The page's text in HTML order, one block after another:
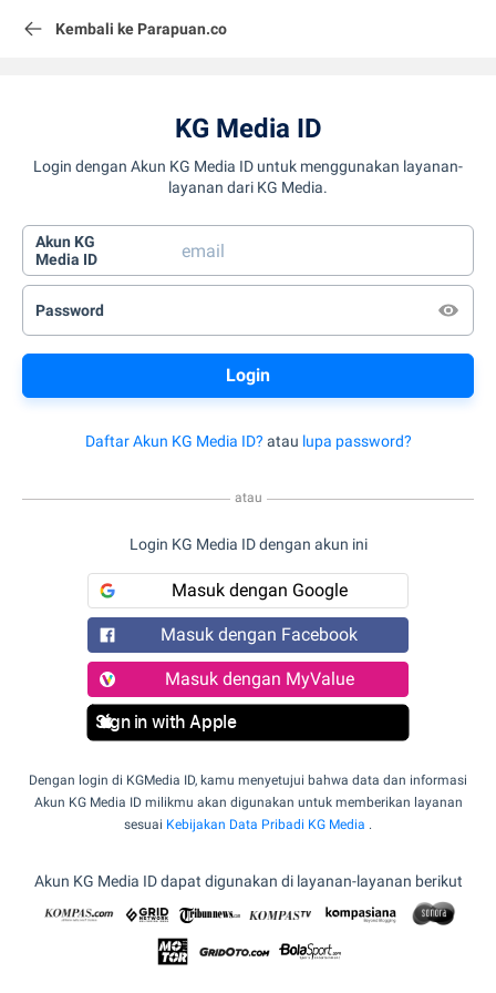
Kembali ke Parapuan.co
KG Media ID
Login dengan Akun KG Media ID untuk menggunakan layanan-
layanan dari KG Media.
Akun KG
Media ID
Password
Daftar Akun KG Media ID? atau lupa password?
atau
Login KG Media ID dengan akun ini
Masuk dengan Google
Masuk dengan Facebook
Masuk dengan MyValue
Sign in with Apple
Dengan login di KGMedia ID, kamu menyetujui bahwa data dan informasi
Akun KG Media ID milikmu akan digunakan untuk memberikan layanan
sesuai Kebijakan Data Pribadi KG Media .
Akun KG Media ID dapat digunakan di layanan-layanan berikut